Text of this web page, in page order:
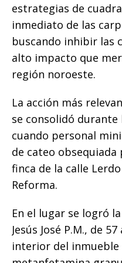
estrategias de
inmediato de las
buscando inhibir las
alto impacto que
región noroeste.
La acción más
se consolidó
cuando personal
de cateo
finca de la calle
Reforma.
En el lugar se logró
Jesús José P.M., de
interior del